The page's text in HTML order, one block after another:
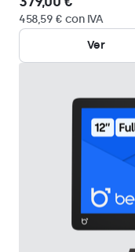
458,59 € con IVA
Ver